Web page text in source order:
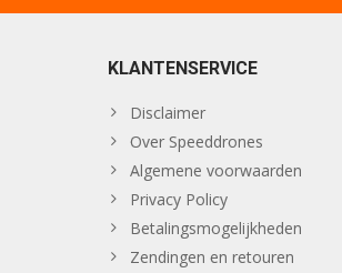
KLANTENSERVICE
Disclaimer
Over Speeddrones
Algemene voorwaarden
Privacy Policy
Betalingsmogelijkheden
Zendingen en retouren